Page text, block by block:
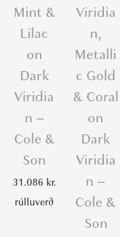
n
t
y
Mint &
Lilac
on
Dark
Viridia
n –
Cole &
Son
31.086 kr.
rúlluverð
Viridia
n,
Metalli
c Gold
& Coral
on
Dark
Viridia
n –
Cole &
Son